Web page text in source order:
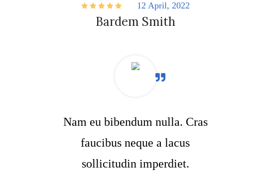
12 April, 2022
Bardem Smith
Nam eu bibendum nulla. Cras
faucibus neque a lacus
sollicitudin imperdiet.